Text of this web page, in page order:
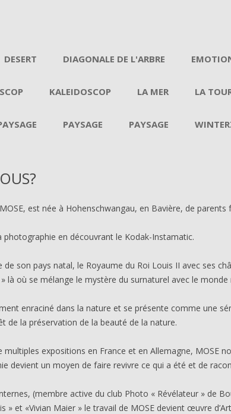
DESERT DIAGONALE DE L'ARBRE
KALEIDOSCOP LA MER LA
PAYSAGE PAYSAGE
est née à Hohenschwangau, en Bavière, de parents
en découvrant le Kodak-Instamatic.
de son pays natal, le Royaume du Roi Louis II avec ses
là où se mélange le mystère du surnaturel avec le monde
enraciné dans la nature et se présente comme une
de la préservation de la beauté de la nature.
expositions en France et en Allemagne, MOSE
devient un moyen de faire revivre ce qui a été et de
(membre active du club Photo « Révélateur » de
» et «Vivian Maier » le travail de MOSE devient œuvre